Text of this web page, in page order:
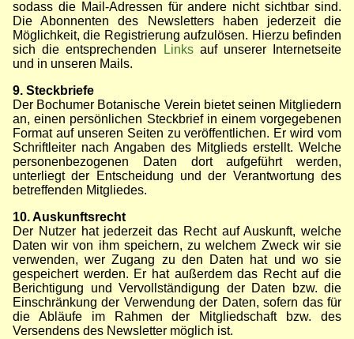
sodass die Mail-Adressen für andere nicht sichtbar sind.
Die Abonnenten des Newsletters haben jederzeit die
Möglichkeit, die Registrierung aufzulösen. Hierzu befinden
sich die entsprechenden
Links auf unserer Internetseite
und in unseren Mails.
9. Steckbriefe
Der Bochumer Botanische Verein bietet seinen Mitgliedern
an, einen persönlichen Steckbrief in einem vorgegebenen
Format auf unseren Seiten zu veröffentlichen. Er wird vom
Schriftleiter nach Angaben des Mitglieds erstellt. Welche
personenbezogenen Daten dort aufgeführt werden,
unterliegt der Entscheidung und der Verantwortung des
betreffenden Mitgliedes.
10. Auskunftsrecht
Der Nutzer hat jederzeit das Recht auf Auskunft, welche
Daten wir von ihm speichern, zu welchem Zweck wir sie
verwenden, wer Zugang zu den Daten hat und wo sie
gespeichert werden. Er hat außerdem das Recht auf die
Berichtigung und Vervollständigung der Daten bzw. die
Einschränkung der Verwendung der Daten, sofern das für
die Abläufe im Rahmen der Mitgliedschaft bzw. des
Versendens des Newsletter möglich ist.